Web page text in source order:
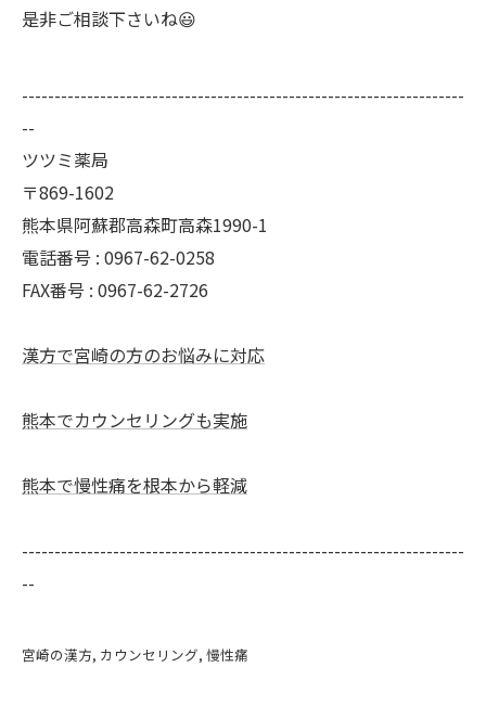
是非ご相談下さいね😃
--------------------------------------------------------------------
--
ツツミ薬局
〒869-1602
熊本県阿蘇郡高森町高森1990-1
電話番号 : 0967-62-0258
FAX番号 : 0967-62-2726
漢方で宮崎の方のお悩みに対応
熊本でカウンセリングも実施
熊本で慢性痛を根本から軽減
--------------------------------------------------------------------
--
宮崎の漢方 カウンセリング 慢性痛